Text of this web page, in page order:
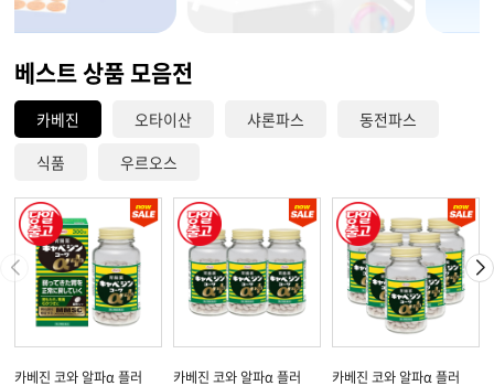
베스트 상품 모음전
카베진 오타이산 샤론파스
동전파스
식품
우르오스
카베진 코와 알파α 플러
카베진 코와 알파α 플러
카베진 코와 알파α 플러